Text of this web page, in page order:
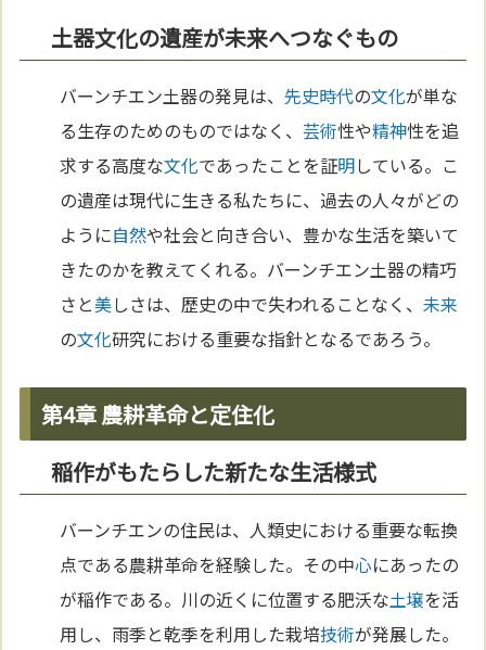
土器文化の遺産が未来へつなぐもの
バーンチエン土器の発見は、先史時代の文化が単な
る生存のためのものではなく、芸術性や精神性を追
求する高度な文化であったことを証明している。こ
の遺産は現代に生きる私たちに、過去の人々がどの
ように自然や社会と向き合い、豊かな生活を築いて
きたのかを教えてくれる。バーンチエン土器の精巧
さと美しさは、歴史の中で失われることなく、未来
の文化研究における重要な指針となるであろう。
第4章 農耕革命と定住化
稲作がもたらした新たな生活様式
バーンチエンの住民は、人類史における重要な転換
点である農耕革命を経験した。その中心にあったの
が稲作である。川の近くに位置する肥沃な土壌を活
用し、雨季と乾季を利用した栽培技術が発展した。